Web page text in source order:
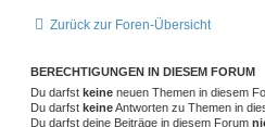
Zurück zur Foren-Übersicht
BERECHTIGUNGEN IN DIESEM FORUM
Du darfst keine neuen Themen in diesem
Du darfst keineAntworten zu Themen in
Du darfst deine Beiträge in diesem Forum